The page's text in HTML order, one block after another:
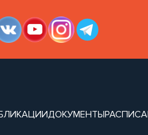
ДОКУМЕНТЫ